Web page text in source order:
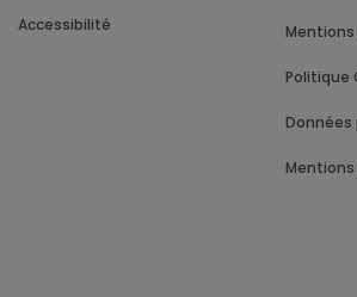
Accessibilité